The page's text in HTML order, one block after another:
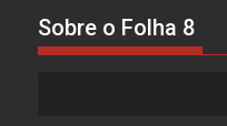
Sobre o Folha 8